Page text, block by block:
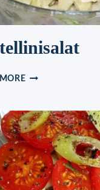
TORTELLINISALAT